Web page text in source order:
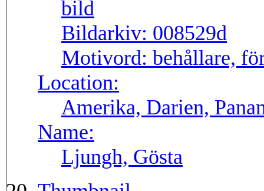
Bildarkiv: 008529d
Motivord: behållare,
Location:
Amerika, Darien,
Name:
Ljungh, Gösta